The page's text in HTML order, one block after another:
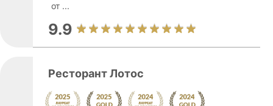
от ...
9.9
Ресторант Лотос